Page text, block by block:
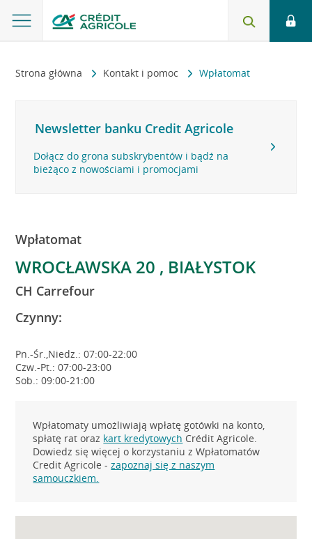
Strona główna Kontakt i pomoc Wpłatomat
Newsletter banku Credit Agricole
Dołącz do grona subskrybentów i bądź na
bieżąco z nowościami i promocjami
Wpłatomat
WROCŁAWSKA 20 , BIAŁYSTOK
CH Carrefour
Czynny:
Pn.-Śr.,Niedz.: 07:00-22:00
Czw.-Pt.: 07:00-23:00
Sob.: 09:00-21:00
Wpłatomaty umożliwiają wpłatę gotówki na konto,
spłatę rat oraz kart kredytowych Crédit Agricole.
Dowiedz się więcej o korzystaniu z Wpłatomatów
Credit Agricole -zapoznaj się z naszym
samouczkiem.